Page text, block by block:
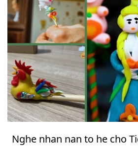
Nghe nhan nan to he cho